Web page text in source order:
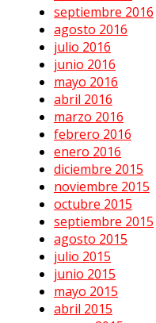
septiembre 2016
agosto 2016
julio 2016
junio 2016
mayo 2016
abril 2016
marzo 2016
febrero 2016
enero 2016
diciembre 2015
noviembre 2015
octubre 2015
septiembre 2015
agosto 2015
julio 2015
junio 2015
mayo 2015
abril 2015